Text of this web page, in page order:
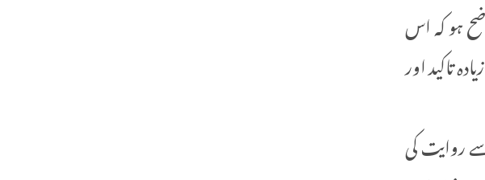
ہو کہ اس
تاکید اور
روایت کی